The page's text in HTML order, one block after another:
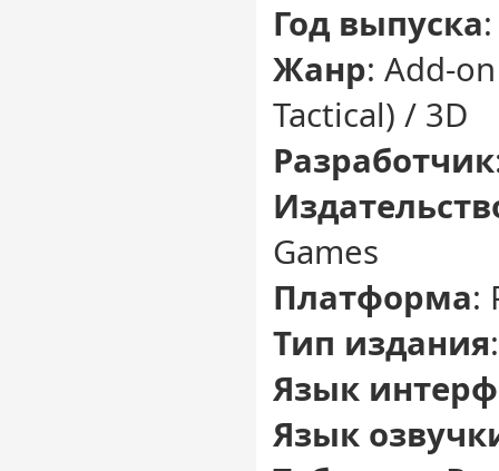
Год выпуска
Жанр: Add-
Tactical) / 3D
Разработчик
Games
Платформа:
Тип издания
Язык
Язык